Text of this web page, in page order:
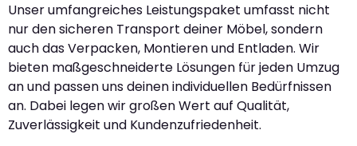
Unser umfangreiches Leistungspaket umfasst nicht
nur den sicheren Transport deiner Möbel, sondern
auch das Verpacken, Montieren und Entladen. Wir
bieten maßgeschneiderte Lösungen für jeden Umzug
an und passen uns deinen individuellen Bedürfnissen
an. Dabei legen wir großen Wert auf Qualität,
Zuverlässigkeit und Kundenzufriedenheit.